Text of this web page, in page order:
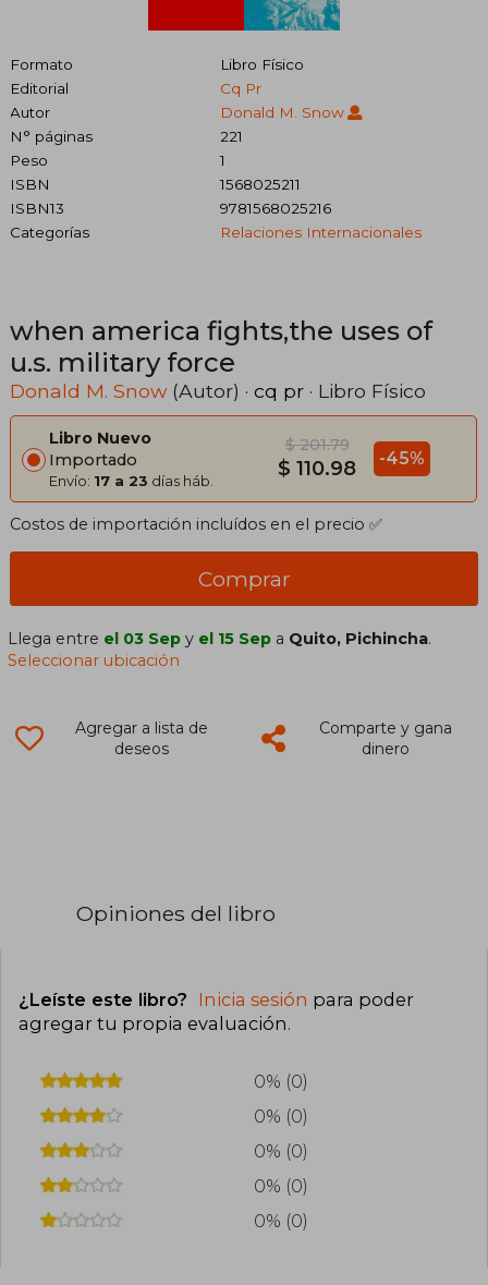
Formato
Libro Físico
Editorial
Cq Pr
Autor
Donald M. Snow
N° páginas
221
Peso
1
ISBN
1568025211
ISBN13
9781568025216
Categorías
Relaciones Internacionales
when america fights,the uses of
u.s. military force
Donald M. Snow(Autor) · cq pr · Libro Físico
Libro Nuevo
Importado
Envío: 17 a 23 días háb.
$ 201.79
$ 110.98 -45%
Costos de importación incluídos en el precio ✅
Comprar
Llega entre el 03 Sep y el 15 Sep a Quito, Pichincha.
Seleccionar ubicación
Agregar a lista de
deseos
Comparte y gana
dinero
Opiniones del libro
¿Leíste este libro? Inicia sesión para poder
agregar tu propia evaluación.
0% (0)
0% (0)
0% (0)
0% (0)
0% (0)